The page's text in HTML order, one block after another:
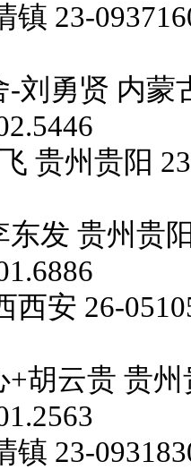
镇 23-
刘勇贤 内蒙
贵州贵阳
发 贵州贵
西安 26-
胡云贵 贵州
镇 23-